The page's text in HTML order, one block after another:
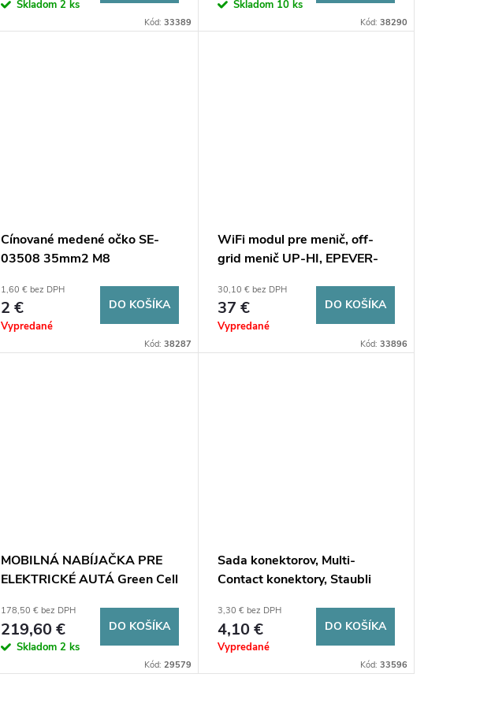
Skladom2 ks
Kód: 33389
Skladom 10 ks
Kód: 38290
Cínované medené očko SE-
03508 35mm2 M8
1,60 € bez DPH
2 €
Vypredané
DO KOŠÍKA
Kód: 38287
WiFi modul pre menič, off-
grid menič UP-HI, EPEVER-
30,10 € bez DPH
37 €
Vypredané
DO KOŠÍKA
Kód: 33896
MOBILNÁ NABÍJAČKA PRE
ELEKTRICKÉ AUTÁ Green Cell
178,50 € bez DPH
219,60 €
Skladom2 ks
DO KOŠÍKA
Kód: 29579
Sada konektorov, Multi-
Contact konektory, Staubli
3,30 € bez DPH
4,10 €
Vypredané
DO KOŠÍKA
Kód: 33596